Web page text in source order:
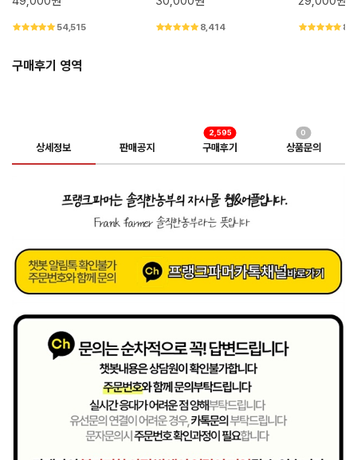
54,515 8,414
구매후기 영역
상세정보 판매공지 구매후기
2,595
상품문의
0